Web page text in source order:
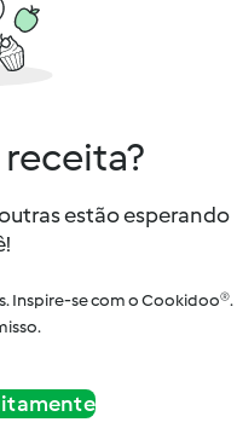
estão esperando
Inspire-se com o Cookidoo®.